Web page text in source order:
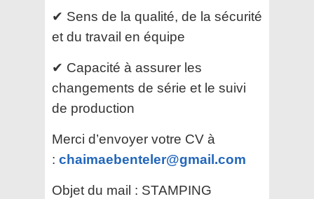
✔ Sens de la qualité, de la sécurité
et du travail en équipe
✔ Capacité à assurer les
changements de série et le suivi
de production
Merci d’envoyer votre CV à
: chaimaebenteler@gmail.com
Objet du mail : STAMPING